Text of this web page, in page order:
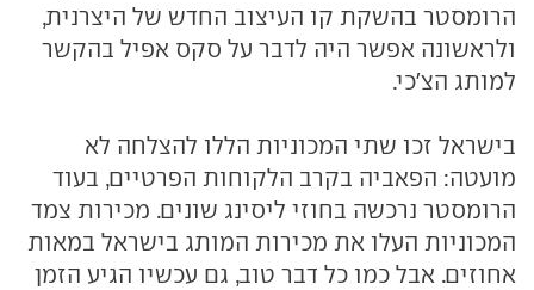
הרומסטר בהשקת קו העיצוב החדש של היצרנית,
ולראשונה אפשר היה לדבר על סקס אפיל בהקשר
למותג הצ'כי.
בישראל זכו שתי המכוניות הללו להצלחה לא
מועטה: הפאביה בקרב הלקוחות הפרטיים, בעוד
הרומסטר נרכשה בחוזי ליסינג שונים. מכירות צמד
המכוניות העלו את מכירות המותג בישראל במאות
אחוזים. אבל כמו כל דבר טוב, גם עכשיו הגיע הזמן